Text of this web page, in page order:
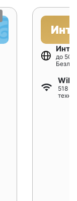
до
518